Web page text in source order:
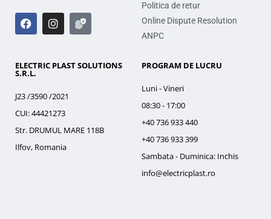
Politica de retur
Online Dispute Resolution
ANPC
ELECTRIC PLAST SOLUTIONS
S.R.L.
J23 /3590 /2021
CUI: 44421273
Str. DRUMUL MARE 118B
Ilfov, Romania
PROGRAM DE LUCRU
Luni - Vineri
08:30 - 17:00
+40 736 933 440
+40 736 933 399
Sambata - Duminica: Inchis
info@electricplast.ro